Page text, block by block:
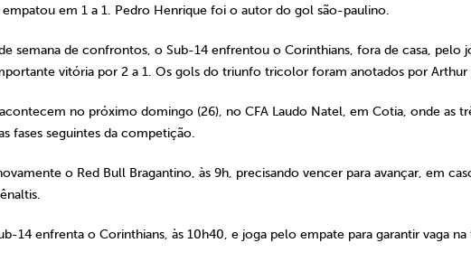
em 1 a 1. Pedro Henrique foi o autor do gol são-paulino.
semana de confrontos, o Sub-14 enfrentou o Corinthians, fora de casa, pelo
vitória por 2 a 1. Os gols do triunfo tricolor foram anotados por Arthur
no próximo domingo (26), no CFA Laudo Natel, em Cotia, onde as
fases seguintes da competição.
o Red Bull Bragantino, às 9h, precisando vencer para avançar, em
14 enfrenta o Corinthians, às 10h40, e joga pelo empate para garantir vaga na